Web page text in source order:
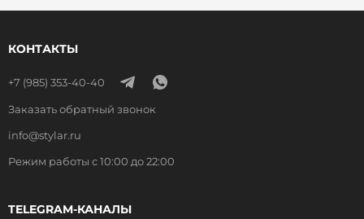
КОНТАКТЫ
+7 (985) 353-40-40
Заказать обратный звонок
info@stylar.ru
Режим работы с 10:00 до 22:00
TELEGRAM-КАНАЛЫ